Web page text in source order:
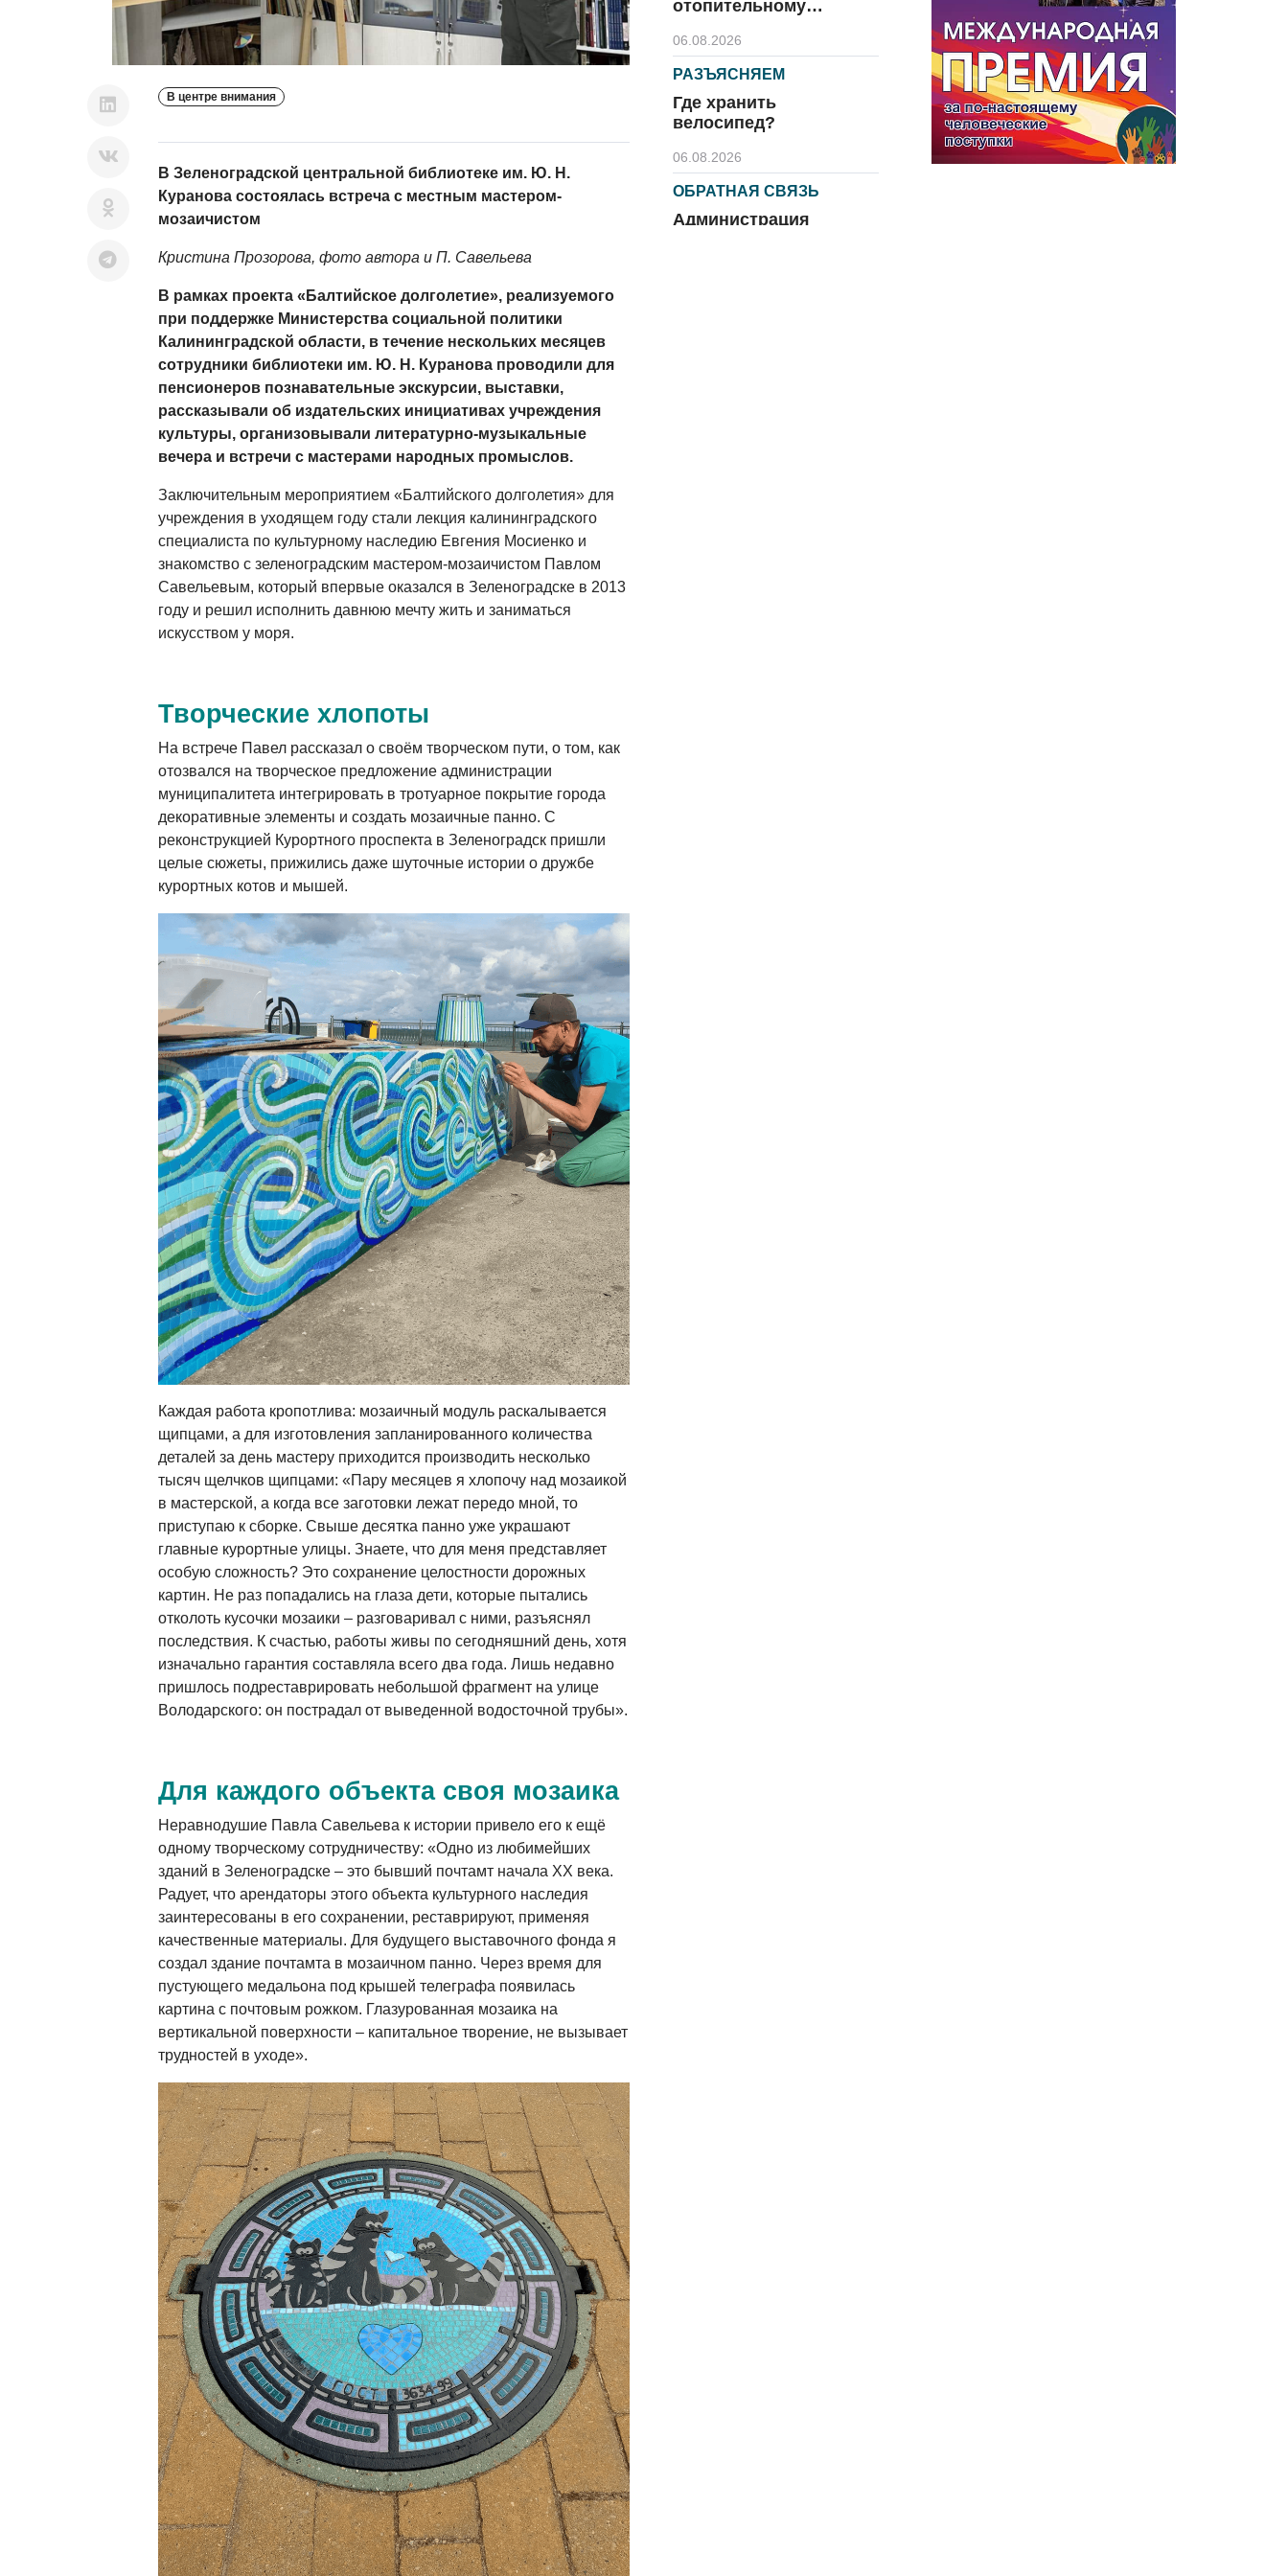
В центре внимания
В Зеленоградской центральной библиотеке им. Ю. Н.
Куранова состоялась встреча с местным мастером-
мозаичистом
Кристина Прозорова, фото автора и П. Савельева
В рамках проекта «Балтийское долголетие», реализуемого
при поддержке Министерства социальной политики
Калининградской области, в течение нескольких месяцев
сотрудники библиотеки им. Ю. Н. Куранова проводили для
пенсионеров познавательные экскурсии, выставки,
рассказывали об издательских инициативах учреждения
культуры, организовывали литературно-музыкальные
вечера и встречи с мастерами народных промыслов.
Заключительным мероприятием «Балтийского долголетия» для
учреждения в уходящем году стали лекция калининградского
специалиста по культурному наследию Евгения Мосиенко и
знакомство с зеленоградским мастером-мозаичистом Павлом
Савельевым, который впервые оказался в Зеленоградске в 2013
году и решил исполнить давнюю мечту жить и заниматься
искусством у моря.
Творческие хлопоты
На встрече Павел рассказал о своём творческом пути, о том, как
отозвался на творческое предложение администрации
муниципалитета интегрировать в тротуарное покрытие города
декоративные элементы и создать мозаичные панно. С
реконструкцией Курортного проспекта в Зеленоградск пришли
целые сюжеты, прижились даже шуточные истории о дружбе
курортных котов и мышей.
Каждая работа кропотлива: мозаичный модуль раскалывается
щипцами, а для изготовления запланированного количества
деталей за день мастеру приходится производить несколько
тысяч щелчков щипцами: «Пару месяцев я хлопочу над мозаикой
в мастерской, а когда все заготовки лежат передо мной, то
приступаю к сборке. Свыше десятка панно уже украшают
главные курортные улицы. Знаете, что для меня представляет
особую сложность? Это сохранение целостности дорожных
картин. Не раз попадались на глаза дети, которые пытались
отколоть кусочки мозаики – разговаривал с ними, разъяснял
последствия. К счастью, работы живы по сегодняшний день, хотя
изначально гарантия составляла всего два года. Лишь недавно
пришлось подреставрировать небольшой фрагмент на улице
Володарского: он пострадал от выведенной водосточной трубы».
Для каждого объекта своя мозаика
Неравнодушие Павла Савельева к истории привело его к ещё
одному творческому сотрудничеству: «Одно из любимейших
зданий в Зеленоградске – это бывший почтамт начала XX века.
Радует, что арендаторы этого объекта культурного наследия
заинтересованы в его сохранении, реставрируют, применяя
качественные материалы. Для будущего выставочного фонда я
создал здание почтамта в мозаичном панно. Через время для
пустующего медальона под крышей телеграфа появилась
картина с почтовым рожком. Глазурованная мозаика на
вертикальной поверхности – капитальное творение, не вызывает
трудностей в уходе».
отопительному
06.08.2026
РАЗЪЯСНЯЕМ
Где хранить
велосипед?
06.08.2026
ОБРАТНАЯ СВЯЗЬ
Администрация